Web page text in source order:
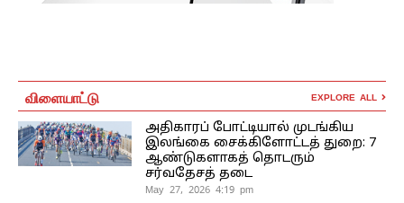
விளையாட்டு EXPLORE ALL
அதிகாரப் போட்டியால் முடங்கிய
இலங்கை சைக்கிளோட்டத் துறை: 7
ஆண்டுகளாகத் தொடரும்
சர்வதேசத் தடை
May 27, 2026 4:19 pm